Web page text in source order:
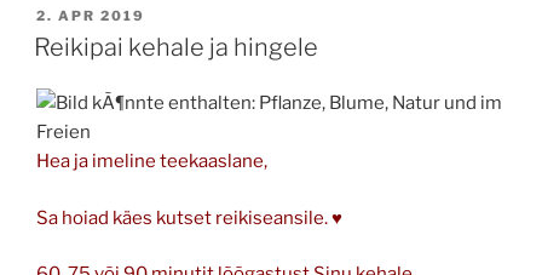
POSTED
ON
2. APR 2019
Reikipai kehale ja hingele
Hea ja imeline teekaaslane,
Sa hoiad käes kutset reikiseansile. ♥